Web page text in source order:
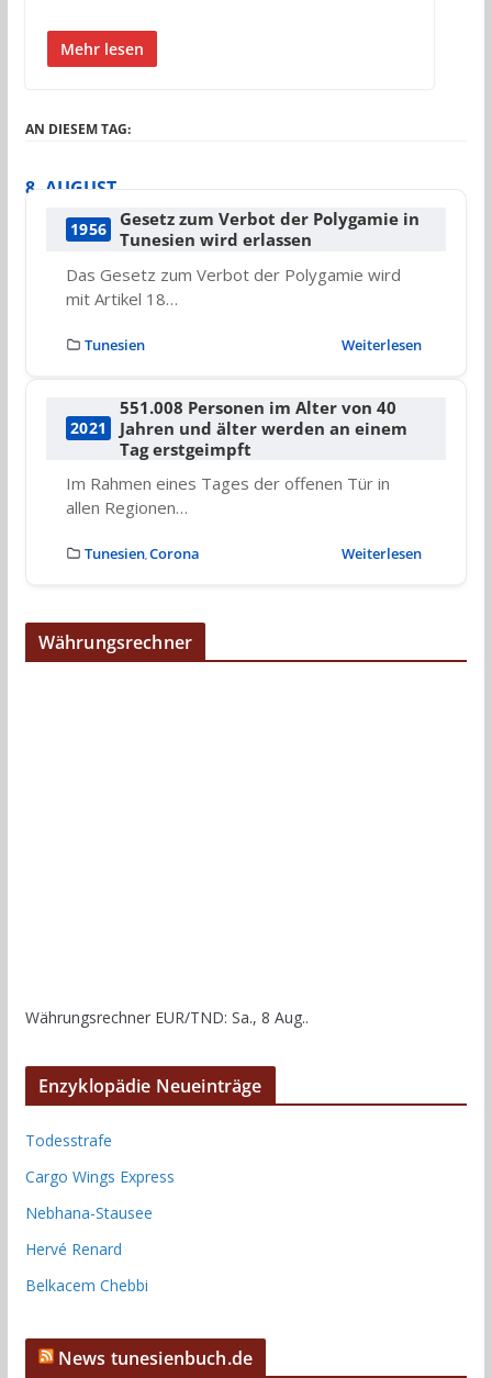
Mehr lesen
AN DIESEM TAG:
8. AUGUST
1956
Gesetz zum Verbot der Polygamie in
Tunesien wird erlassen
Das Gesetz zum Verbot der Polygamie wird
mit Artikel 18…
Tunesien Weiterlesen
2021
551.008 Personen im Alter von 40
Jahren und älter werden an einem
Tag erstgeimpft
Im Rahmen eines Tages der offenen Tür in
allen Regionen…
Tunesien, Corona Weiterlesen
Währungsrechner
Währungsrechner EUR/TND: Sa., 8 Aug..
Enzyklopädie Neueinträge
Todesstrafe
Cargo Wings Express
Nebhana-Stausee
Hervé Renard
Belkacem Chebbi
News tunesienbuch.de